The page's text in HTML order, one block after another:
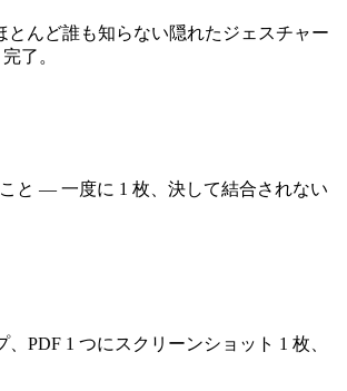
んど誰も知らない隠れたジェスチャー
了。
と — 一度に 1 枚、決して結合されない
PDF 1 つにスクリーンショット 1 枚、